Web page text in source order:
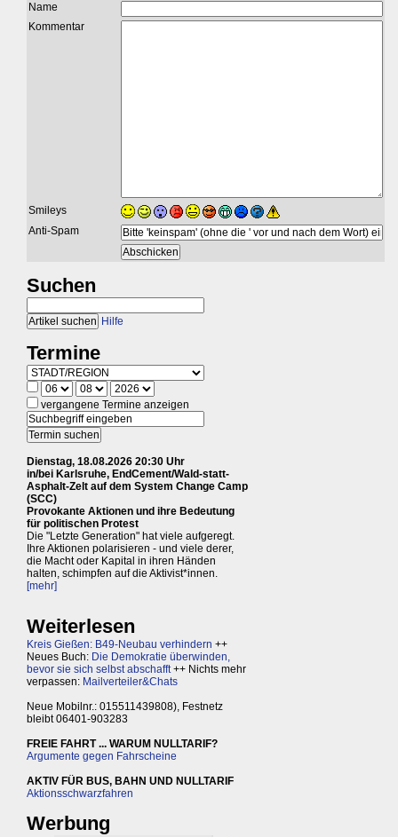
Name
Kommentar
Smileys
Anti-Spam
Suchen
Hilfe
Termine
vergangene Termine anzeigen
Dienstag, 18.08.2026 20:30 Uhr
in/bei Karlsruhe, EndCement/Wald-statt-
Asphalt-Zelt auf dem System Change Camp
(SCC)
Provokante Aktionen und ihre Bedeutung
für politischen Protest
Die "Letzte Generation" hat viele aufgeregt.
Ihre Aktionen polarisieren - und viele derer,
die Macht oder Kapital in ihren Händen
halten, schimpfen auf die Aktivist*innen.
[mehr]
Weiterlesen
Kreis Gießen: B49-Neubau verhindern ++
Neues Buch: Die Demokratie überwinden,
bevor sie sich selbst abschafft++ Nichts mehr
verpassen: Mailverteiler&Chats
Neue Mobilnr.: 015511439808), Festnetz
bleibt 06401-903283
FREIE FAHRT ... WARUM NULLTARIF?
Argumente gegen Fahrscheine
AKTIV FÜR BUS, BAHN UND NULLTARIF
Aktionsschwarzfahren
Werbung